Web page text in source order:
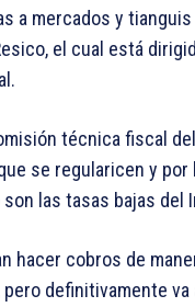
a mercados y
el cual está
técnica fiscal
se regularicen y
las tasas bajas del
hacer cobros de
definitivamente